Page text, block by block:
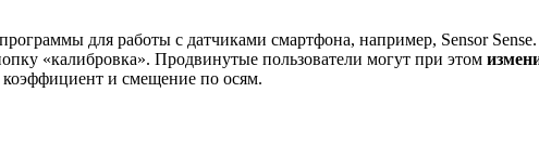
для работы с датчиками смартфона, например, Sensor Sense.
«калибровка». Продвинутые пользователи могут при этом
и смещение по осям.